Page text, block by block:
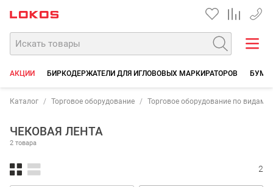
+7
АКЦИИ БИРКОДЕРЖАТЕЛИ ДЛЯ ИГЛОВОВЫХ МАРКИРАТОРОВ
Каталог Торговое оборудование Торговое оборудование по видам
ЧЕКОВАЯ ЛЕНТА
2 товара
2